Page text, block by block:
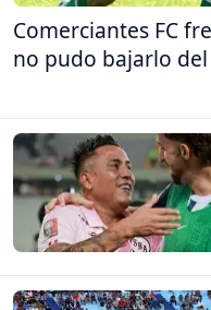
Comerciantes FC
no pudo bajarlo